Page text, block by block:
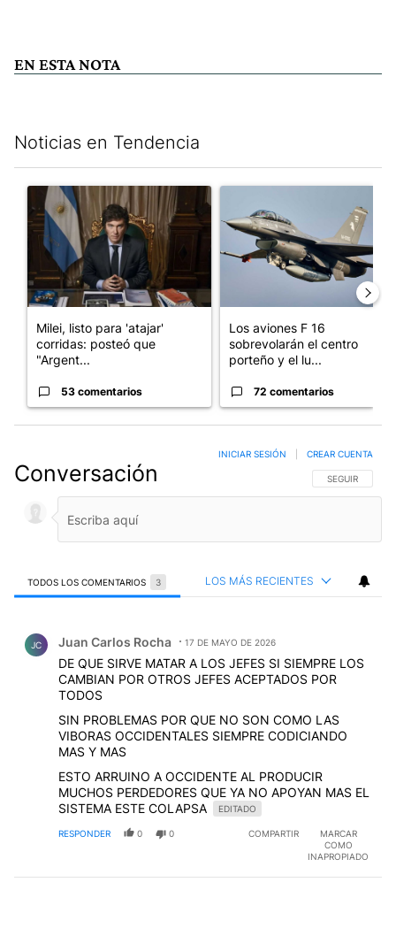
EN ESTA NOTA
Noticias en Tendencia
Un artículo de tendencia con el título "Milei, listo para 'atajar'
Milei, listo para 'atajar'
corridas: posteó que
"Argent...
53 comentarios
Los aviones F 16
sobrevolarán el centro
porteño y el lu...
72 comentarios
Conversación SIGA ESTA
SEGUIR
INICIAR SESIÓN CREAR CUENTA
TODOS LOS COMENTARIOS 3 LOS MÁS RECIENTES
JC Juan Carlos Rocha 17 DE MAYO DE 2026
DE QUE SIRVE MATAR A LOS JEFES SI SIEMPRE LOS
CAMBIAN POR OTROS JEFES ACEPTADOS POR
TODOS
SIN PROBLEMAS POR QUE NO SON COMO LAS
VIBORAS OCCIDENTALES SIEMPRE CODICIANDO
MAS Y MAS
ESTO ARRUINO A OCCIDENTE AL PRODUCIR
MUCHOS PERDEDORES QUE YA NO APOYAN MAS EL
SISTEMA ESTE COLAPSA
EDITADO
RESPONDER 0 0 COMPARTIR
MARCAR
COMO
INAPROPIADO